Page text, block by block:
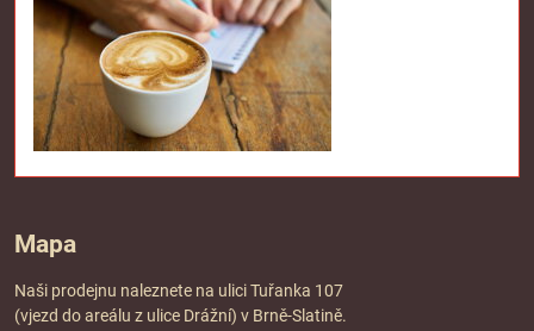
Mapa
Naši prodejnu naleznete na ulici Tuřanka 107
(vjezd do areálu z ulice Drážní) v Brně-Slatině.